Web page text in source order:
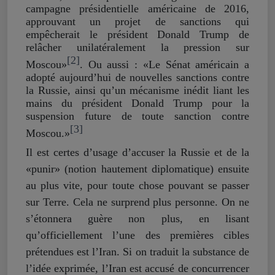
campagne présidentielle américaine de 2016,
approuvant un projet de sanctions qui
empêcherait le président Donald Trump de
relâcher unilatéralement la pression sur
Moscou»[2]. Ou aussi : «Le Sénat américain a
adopté aujourd’hui de nouvelles sanctions contre
la Russie, ainsi qu’un mécanisme inédit liant les
mains du président Donald Trump pour la
suspension future de toute sanction contre
Moscou.»[3]
Il est certes d’usage d’accuser la Russie et de la
«punir» (notion hautement diplomatique) ensuite
au plus vite, pour toute chose pouvant se passer
sur Terre. Cela ne surprend plus personne. On ne
s’étonnera guère non plus, en lisant
qu’officiellement l’une des premières cibles
prétendues est l’Iran. Si on traduit la substance de
l’idée exprimée, l’Iran est accusé de concurrencer